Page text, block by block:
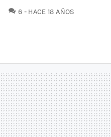
6 COMENTARIOS
HACE 18 AÑOS